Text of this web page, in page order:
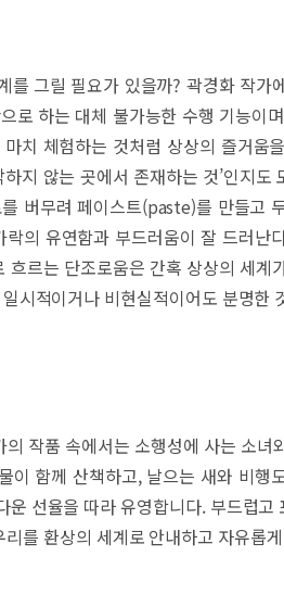
를 그릴 필요가 있을까? 곽경화 작가
로 하는 대체 불가능한 수행 기능이
치 체험하는 것처럼 상상의 즐거움
지 않는 곳에서 존재하는 것’인지
버무려 페이스트(paste)를 만들고
의 유연함과 부드러움이 잘 드러난
르는 단조로움은 간혹 상상의 세계
시적이거나 비현실적이어도 분명한
작품 속에서는 소행성에 사는 소녀
이 함께 산책하고, 날으는 새와 비행
운 선율을 따라 유영합니다. 부드럽
를 환상의 세계로 안내하고 자유롭